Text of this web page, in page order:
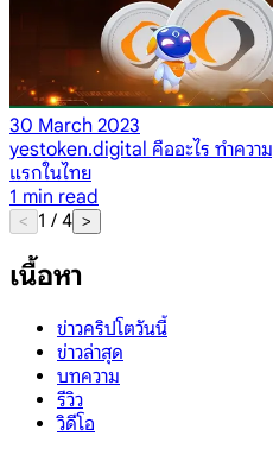
30 March 2023
yestoken.digital คืออะไร ทำคว
แรกในไทย
1 min read
< 1 / 4 >
เนื้อหา
ข่าวคริปโตวันนี้
ข่าวล่าสุด
บทความ
รีวิว
วิดีโอ